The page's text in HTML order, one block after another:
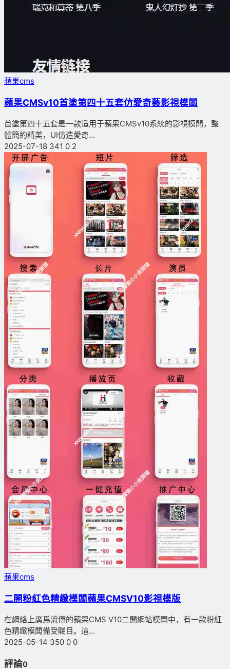
蘋果cms
蘋果CMSv10首塗第四十五套仿愛奇藝影視模闆
首塗第四十五套是一款适用于蘋果CMSv10系統的影視模闆，整
體簡約精美，UI仿造愛奇...
2025-07-18 341 0 2
蘋果cms
二開粉紅色精緻模闆蘋果CMSV10影視模版
在網絡上廣爲流傳的蘋果CMS V10二開網站模闆中，有一款粉紅
色精緻模闆備受矚目。這...
2025-05-14 350 0 0
評論0